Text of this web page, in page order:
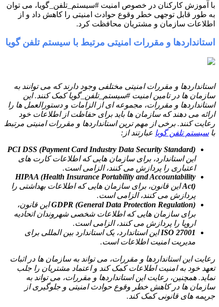
با آموزش کارکنان در خصوص امنیت #سیستم_تلفن_گویا، می توان
به طور قابل توجهی خطر وقوع حوادث امنیتی را کاهش داد و از
اطلاعات سازمان و مشتریان محافظت کرد.
استانداردها و مقررات امنیتی مرتبط با سیستم تلفن گویا
استانداردها و مقررات امنیتی مختلفی وجود دارند که می توانند به
سازمان ها در تامین امنیت #سیستم_تلفن_گویا کمک کنند. این
استانداردها و مقررات، مجموعه ای از الزامات و دستورالعمل ها را
ارائه می دهند که سازمان ها باید برای حفاظت از اطلاعات خود
رعایت کنند. برخی از مهم ترین استانداردها و مقررات امنیتی مرتبط
باسیستم تلفن گویا عبارتند از:
PCI DSS (Payment Card Industry Data Security Standard)
این استاندارد، برای سازمان هایی که اطلاعات کارت های
اعتباری را پردازش می کنند، الزامی است.
HIPAA (Health Insurance Portability and Accountability
Act)این قانون، برای سازمان هایی که اطلاعات بهداشتی را
پردازش می کنند، الزامی است.
GDPR (General Data Protection Regulation)این قانون،
برای سازمان هایی که اطلاعات شخصی شهروندان اتحادیه
اروپا را پردازش می کنند، الزامی است.
ISO 27001این استاندارد، یک استاندارد بین المللی برای
مدیریت امنیت اطلاعات است.
رعایت این استانداردها و مقررات، می تواند به سازمان ها در اثبات
تعهد خود به امنیت اطلاعات کمک کند و اعتماد مشتریان را جلب
نماید. همچنین، رعایت این استانداردها و مقررات، می تواند به
سازمان ها در کاهش خطر وقوع حوادث امنیتی و جلوگیری از
جریمه های قانونی کمک کند.